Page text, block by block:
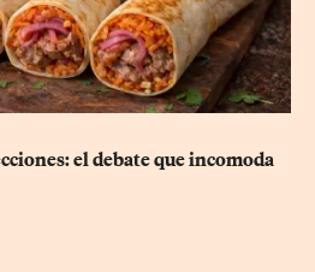
el debate que incomoda